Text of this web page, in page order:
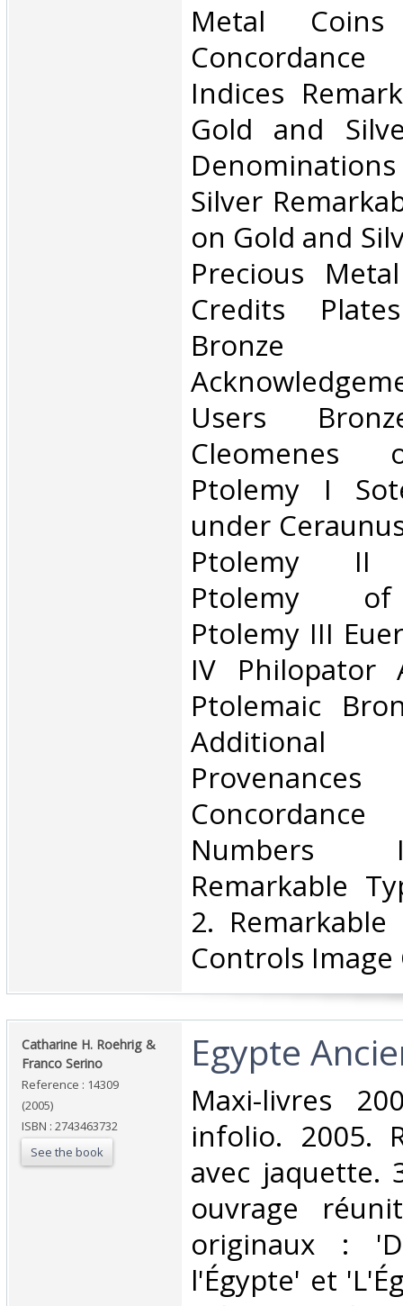
Metal Coins
Indices
Gold and
Silver
on Gold and
Precious
Credits
Bronze
Users
Cleomenes
Ptolemy I
under
Ptolemy II
Ptolemy of
Ptolemy III
IV Philopator
Ptolemaic
Numbers
Remarkable
2.
Controls Image
‎Catharine H. Roehrig &
Franco Serino‎
Reference : 14309
(2005)
ISBN : 2743463732
See the book
‎Egypte
‎Maxi-livres
infolio. 2005.
avec jaquette.
ouvrage
originaux :
l'Égypte' et